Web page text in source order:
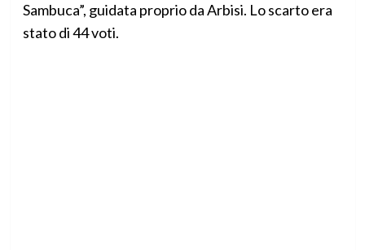
Sambuca”, guidata proprio da Arbisi. Lo scarto era
stato di 44 voti.